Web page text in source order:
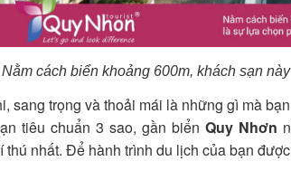
Nằm cách biển khoảng 600m, khách sạn
sang trọng và thoải mái là những gì mà
tiêu chuẩn 3 sao, gần biển Quy Nhơn
thú nhất. Để hành trình du lịch của bạn